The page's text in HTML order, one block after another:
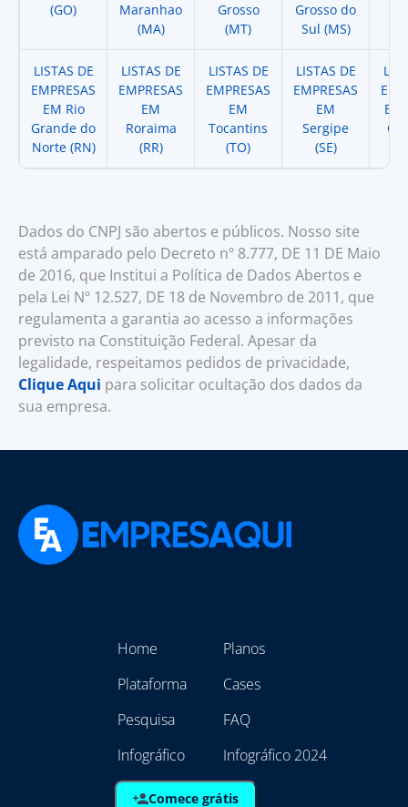
(GO)
Maranhao
(MA)
Grosso
(MT)
Grosso do
Sul (MS)
LISTAS DE
EMPRESAS
EM Rio
Grande do
Norte (RN)
LISTAS DE
EMPRESAS
EM
Roraima
(RR)
LISTAS DE
EMPRESAS
EM
Tocantins
(TO)
LISTAS DE
EMPRESAS
EM
Sergipe
(SE)
EM
Dados do CNPJ são abertos e públicos. Nosso site
está amparado pelo Decreto nº 8.777, DE 11 DE Maio
de 2016, que Institui a Política de Dados Abertos e
pela Lei Nº 12.527, DE 18 de Novembro de 2011, que
regulamenta a garantia ao acesso a informações
previsto na Constituição Federal. Apesar da
legalidade, respeitamos pedidos de privacidade,
Clique Aqui para solicitar ocultação dos dados da
sua empresa.
Home
Plataforma
Pesquisa
Infográfico
Planos
Cases
FAQ
Infográfico 2024
Comece grátis